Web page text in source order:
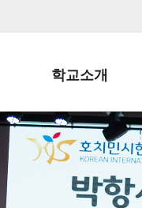
학교소개
학교장인사말
학생회장인사말
학교상징